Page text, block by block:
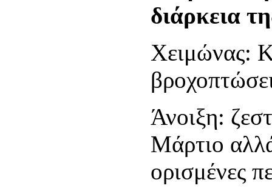
διάρκεια
Χειμώνας:
Άνοιξη:
Μάρτιο
ορισμένες